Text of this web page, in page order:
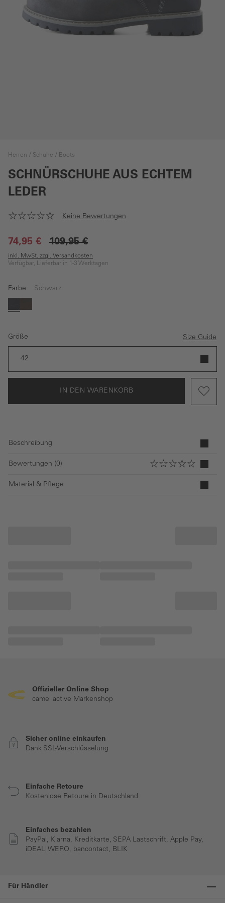
Herren Schuhe Boots
SCHNÜRSCHUHE AUS ECHTEM
LEDER
Keine Bewertungen
74,95 € 109,95 €
inkl. MwSt. zzgl. Versandkosten
Verfügbar, Lieferbar in 1-3 Werktagen
Farbe Schwarz
Schwarz
Braun
Größe Size Guide
42
IN DEN WARENKORB
Beschreibung
Bewertungen (0)
Material & Pflege
Offizieller Online Shop
camel active Markenshop
Sicher online einkaufen
Dank SSL-Verschlüsselung
Einfache Retoure
Kostenlose Retoure in Deutschland
Einfaches bezahlen
PayPal, Klarna, Kreditkarte, SEPA Lastschrift, Apple Pay,
iDEAL| WERO, bancontact, BLIK
Für Händler